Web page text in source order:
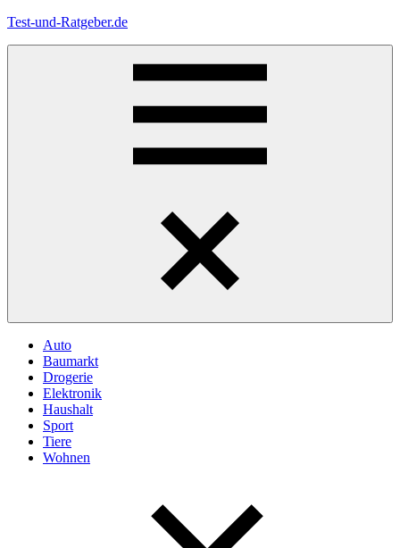
Zum
Test-und-Ratgeber.de
Auto
Baumarkt
Drogerie
Elektronik
Haushalt
Sport
Tiere
Wohnen